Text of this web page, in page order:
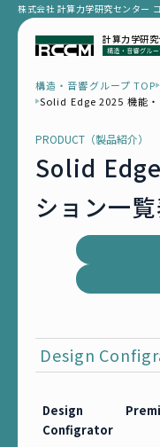
株式会社 計算力学研究センター
計算力学研
構造・音響グループ TOP
Solid Edge 2025 機能
PRODUCT（製品紹介）
Solid
ション一
Design
Design
Configrator